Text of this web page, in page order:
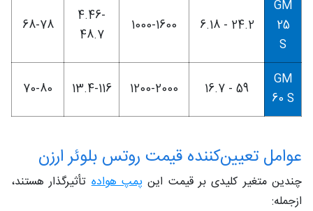
GM
25
S
24.2 - 6.18
1000-1600
4.46-
48.7
68-78
GM
60 S
59 - 16.7
1200-2000
13.4-116
70-80
عوامل تعیین‌کننده قیمت روتس بلوئر ارزن
چندین متغیر کلیدی بر قیمت این پمپ هوادهتأثیرگذار هستند،
ازجمله: